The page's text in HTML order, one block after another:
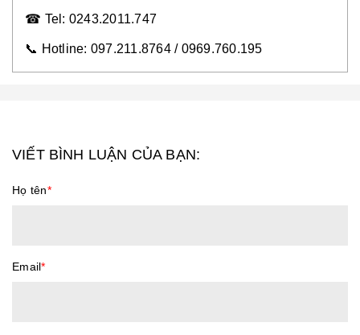
☎ Tel: 0243.2011.747
📞 Hotline: 097.211.8764 / 0969.760.195
VIẾT BÌNH LUẬN CỦA BẠN:
Họ tên*
Email*